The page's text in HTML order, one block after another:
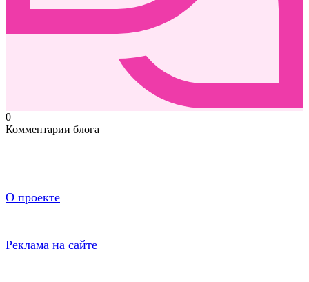
0
Комментарии блога
О проекте
Реклама на сайте